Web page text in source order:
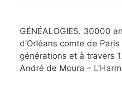
GÉNÉALOGIES. 30000
d’Orléans comte de
générations et à travers
André de Moura –